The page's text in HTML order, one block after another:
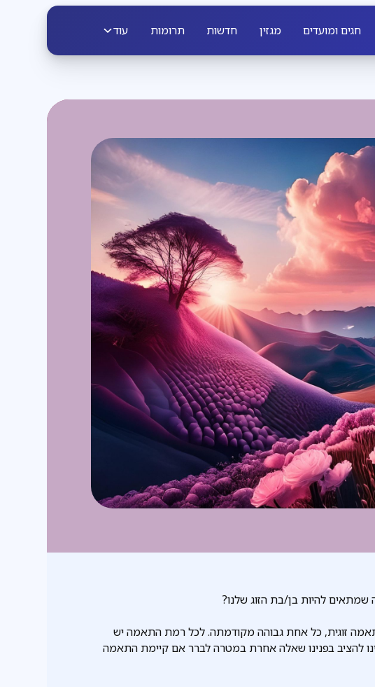
חגים ומועדים מגזין חדשות תרומות עוד
להיות בן/בת הזוג שלנו?
זוגית, כל אחת גבוהה מקודמתה. לכל רמת התאמה יש
להציב בפנינו שאלה אחרת במטרה לברר אם קיימת התאמה